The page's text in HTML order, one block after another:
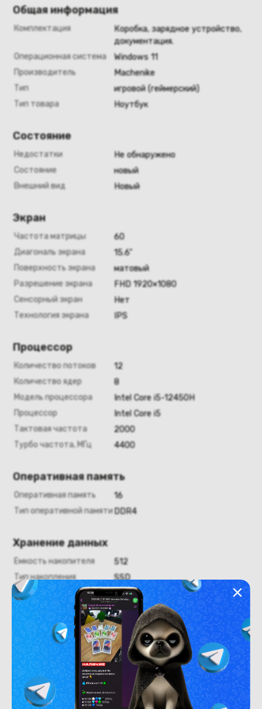
Общая информация
Комплектация
Коробка, зарядное устройство,
документация.
Операционная система
Windows 11
Производитель
Machenike
Тип
игровой (геймерский)
Тип товара
Ноутбук
Состояние
Недостатки
Не обнаружено
Состояние
новый
Внешний вид
Новый
Экран
Частота матрицы
60
Диагональ экрана
15.6"
Поверхность экрана
матовый
Разрешение экрана
FHD 1920×1080
Сенсорный экран
Нет
Технология экрана
IPS
Процессор
Количество потоков
12
Количество ядер
8
Модель процессора
Intel Core i5-12450H
Процессор
Intel Core i5
Тактовая частота
2000
Турбо частота, МГц
4400
Оперативная память
Оперативная память
16
Тип оперативной памяти DDR4
Хранение данных
Емкость накопителя
512
Тип накопления
SSD
Графика
Графический адаптер
NVIDIA GeForce RTX 3050 Ti 4
Гб
Тип видеоадаптера
дискретный
Видеопамять, Гб
4
Видеокарта
Intel UHD Graphics